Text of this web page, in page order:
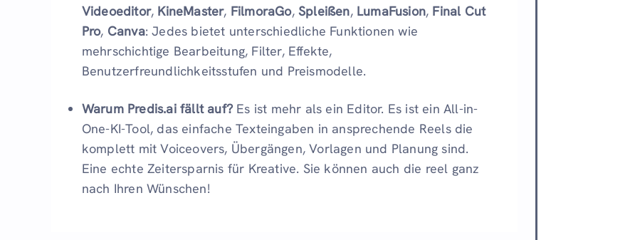
Videoeditor, KineMaster, FilmoraGo,Spleißen, LumaFusion, Final Cut
Pro, Canva: Jedes bietet unterschiedliche Funktionen wie
mehrschichtige Bearbeitung, Filter, Effekte,
Benutzerfreundlichkeitsstufen und Preismodelle.
Warum Predis.ai fällt auf? Es ist mehr als ein Editor. Es ist ein All-in-
One-KI-Tool, das einfache Texteingaben in ansprechende Reels die
komplett mit Voiceovers, Übergängen, Vorlagen und Planung sind.
Eine echte Zeitersparnis für Kreative. Sie können auch die reel ganz
nach Ihren Wünschen!